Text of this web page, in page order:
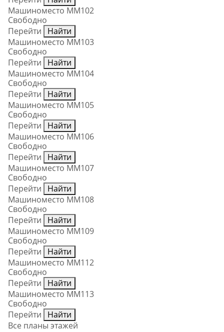
Машиноместо ММ102
Свободно
Перейти
Найти
Машиноместо ММ103
Свободно
Перейти
Найти
Машиноместо ММ104
Свободно
Перейти
Найти
Машиноместо ММ105
Свободно
Перейти
Найти
Машиноместо ММ106
Свободно
Перейти
Найти
Машиноместо ММ107
Свободно
Перейти
Найти
Машиноместо ММ108
Свободно
Перейти
Найти
Машиноместо ММ109
Свободно
Перейти
Найти
Машиноместо ММ112
Свободно
Перейти
Найти
Машиноместо ММ113
Свободно
Перейти
Найти
Все планы этажей